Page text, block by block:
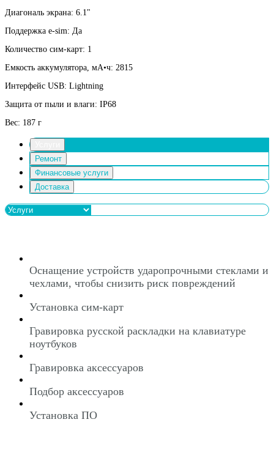
Диагональ экрана: 6.1"
Поддержка e-sim: Да
Количество сим-карт: 1
Емкость аккумулятора, мА•ч: 2815
Интерфейс USB: Lightning
Защита от пыли и влаги: IP68
Вес: 187 г
Ремонт
Финансовые услуги
Доставка
Оснащение устройств ударопрочными стеклами и
чехлами, чтобы снизить риск повреждений
Установка сим-карт
Гравировка русской раскладки на клавиатуре
ноутбуков
Гравировка аксессуаров
Подбор аксессуаров
Установка ПО